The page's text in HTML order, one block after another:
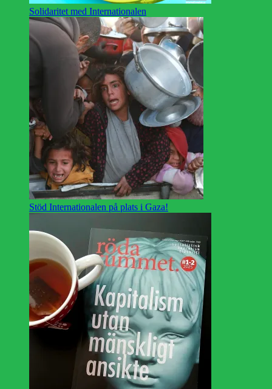
Solidaritet med Internationalen
Stöd Internationalen på plats i Gaza!